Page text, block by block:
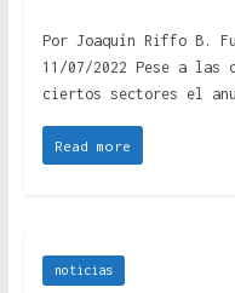
Por Joaquín Riffo B.
11/07/2022 Pese a las
ciertos sectores el
Read more
noticias